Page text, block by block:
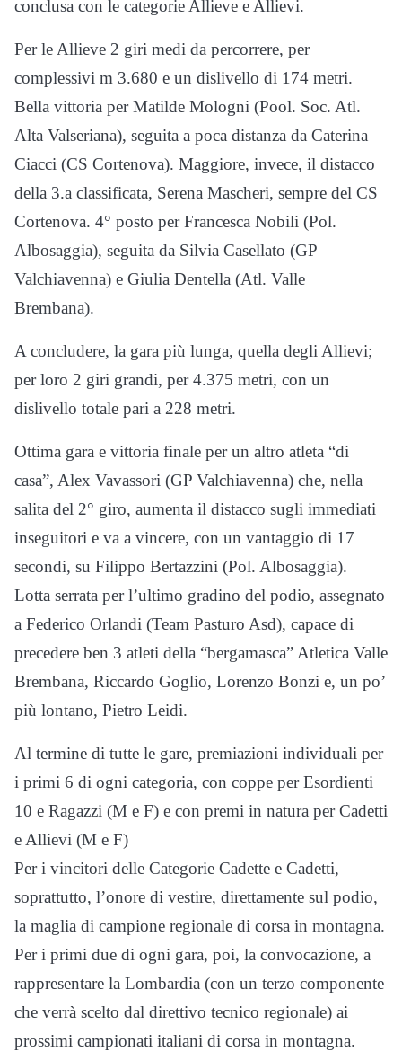
conclusa con le categorie Allieve e Allievi.
Per le Allieve 2 giri medi da percorrere, per
complessivi m 3.680 e un dislivello di 174 metri.
Bella vittoria per Matilde Mologni (Pool. Soc. Atl.
Alta Valseriana), seguita a poca distanza da Caterina
Ciacci (CS Cortenova). Maggiore, invece, il distacco
della 3.a classificata, Serena Mascheri, sempre del CS
Cortenova. 4° posto per Francesca Nobili (Pol.
Albosaggia), seguita da Silvia Casellato (GP
Valchiavenna) e Giulia Dentella (Atl. Valle
Brembana).
A concludere, la gara più lunga, quella degli Allievi;
per loro 2 giri grandi, per 4.375 metri, con un
dislivello totale pari a 228 metri.
Ottima gara e vittoria finale per un altro atleta “di
casa”, Alex Vavassori (GP Valchiavenna) che, nella
salita del 2° giro, aumenta il distacco sugli immediati
inseguitori e va a vincere, con un vantaggio di 17
secondi, su Filippo Bertazzini (Pol. Albosaggia).
Lotta serrata per l’ultimo gradino del podio, assegnato
a Federico Orlandi (Team Pasturo Asd), capace di
precedere ben 3 atleti della “bergamasca” Atletica Valle
Brembana, Riccardo Goglio, Lorenzo Bonzi e, un po’
più lontano, Pietro Leidi.
Al termine di tutte le gare, premiazioni individuali per
i primi 6 di ogni categoria, con coppe per Esordienti
10 e Ragazzi (M e F) e con premi in natura per Cadetti
e Allievi (M e F)
Per i vincitori delle Categorie Cadette e Cadetti,
soprattutto, l’onore di vestire, direttamente sul podio,
la maglia di campione regionale di corsa in montagna.
Per i primi due di ogni gara, poi, la convocazione, a
rappresentare la Lombardia (con un terzo componente
che verrà scelto dal direttivo tecnico regionale) ai
prossimi campionati italiani di corsa in montagna.